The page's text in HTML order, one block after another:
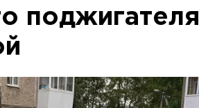
поджигателя